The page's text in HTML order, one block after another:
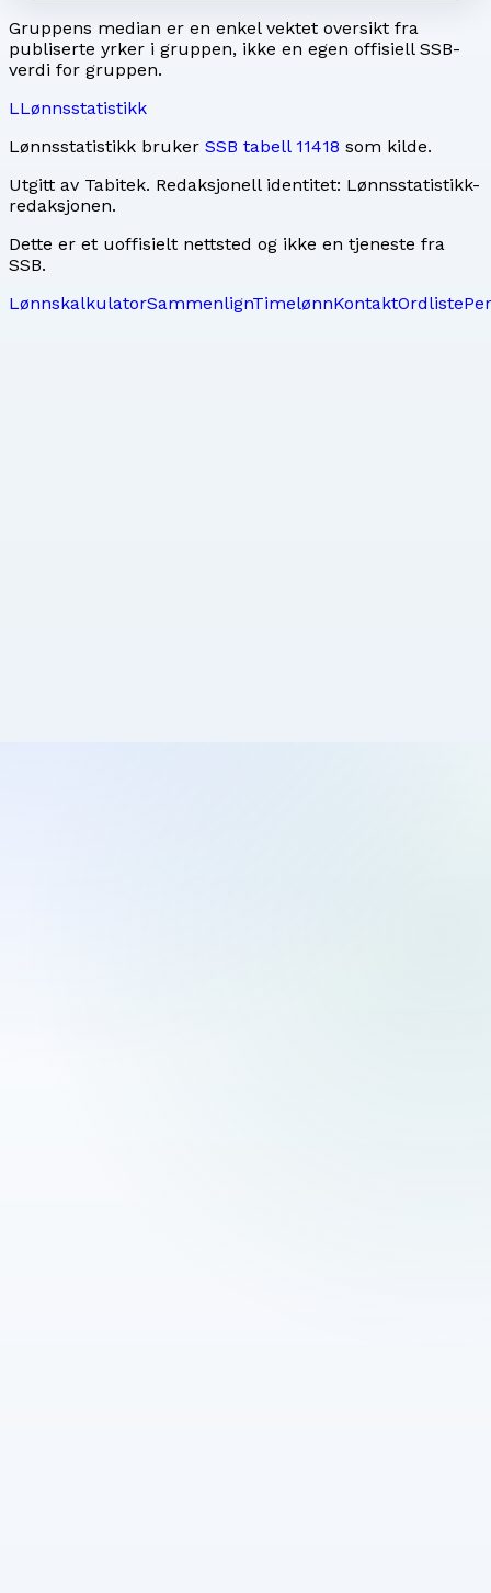
Gruppens median er en enkel vektet oversikt fra
publiserte yrker i gruppen, ikke en egen offisiell SSB-
verdi for gruppen.
LLønnsstatistikk
Lønnsstatistikk bruker SSB tabell 11418 som kilde.
Utgitt av Tabitek. Redaksjonell identitet: Lønnsstatistikk-
redaksjonen.
Dette er et uoffisielt nettsted og ikke en tjeneste fra
SSB.
LønnskalkulatorSammenlignTimelønnKontaktOrdliste